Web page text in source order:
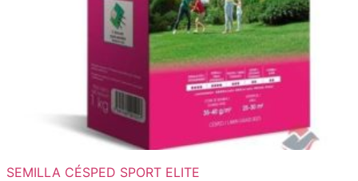
SEMILLA CÉSPED SPORT ELITE